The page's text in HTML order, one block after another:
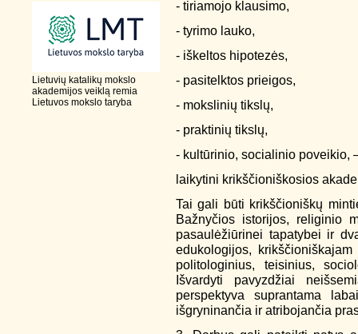
Lietuvių katalikų mokslo
akademijos veiklą remia
Lietuvos mokslo taryba
- tiriamojo klausimo,
- tyrimo lauko,
- iškeltos hipotezės,
- pasitelktos prieigos,
- mokslinių tikslų,
- praktinių tikslų,
- kultūrinio, socialinio poveikio,
laikytini krikščioniškosios
Tai gali būti krikščioniškų
Bažnyčios istorijos, religinio
pasaulėžiūrinei tapatybei ir
edukologijos,
politologinius, teisinius,
Išvardyti pavyzdžiai
perspektyva suprantama
išgryninančia ir atribojančia